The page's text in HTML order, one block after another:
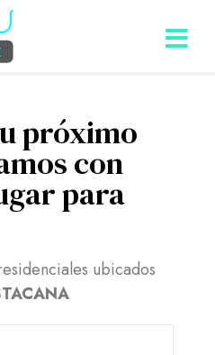
próximo
con
para
ubicados